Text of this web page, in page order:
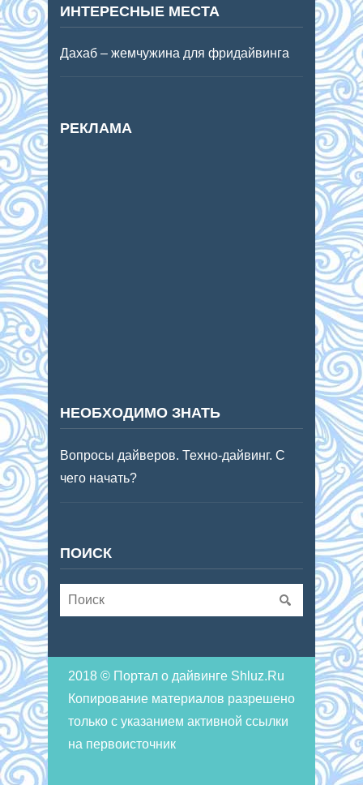
ИНТЕРЕСНЫЕ МЕСТА
Дахаб – жемчужина для фридайвинга
РЕКЛАМА
НЕОБХОДИМО ЗНАТЬ
Вопросы дайверов. Техно-дайвинг. С
чего начать?
ПОИСК
2018 © Портал о дайвинге Shluz.Ru
Копирование материалов разрешено
только с указанием активной ссылки
на первоисточник